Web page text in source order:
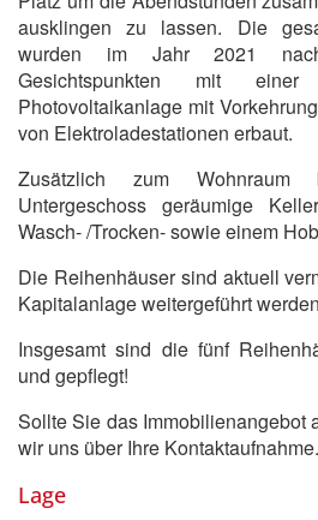
ausklingen zu lassen. Die
wurden im Jahr 2021 nach
Gesichtspunkten mit
Photovoltaikanlage mit
von Elektroladestationen erbaut.
Zusätzlich zum
Untergeschoss geräumige
Wasch- /Trocken- sowie einem
Die Reihenhäuser sind aktuell
Kapitalanlage weitergeführt
Insgesamt sind die fünf
und gepflegt!
Sollte Sie das Immobilienangebot
wir uns über Ihre Kontaktaufnahme.
Lage